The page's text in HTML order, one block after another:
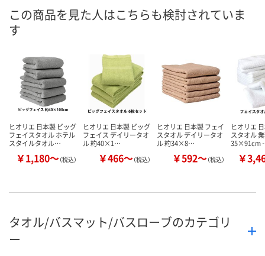
8月11日（火）
した
カゴへ カ
この商品を見た人はこちらも検討されていま
す
ヒオリエ 日本製 ビッグ
フェイスタオル ホテル
スタイルタオル…
￥1,180～（税込）
ヒオリエ 日本製 ビッグ
フェイス デイリータオ
ル 約40×1…
￥466～（税込）
ヒオリエ 日本製 フェイ
スタオル デイリータオ
ル 約34×8…
￥592～（税込）
ヒオリエ
スタオル
35×91cm
￥
タオル/バスマット/バスローブのカテゴリ
ー